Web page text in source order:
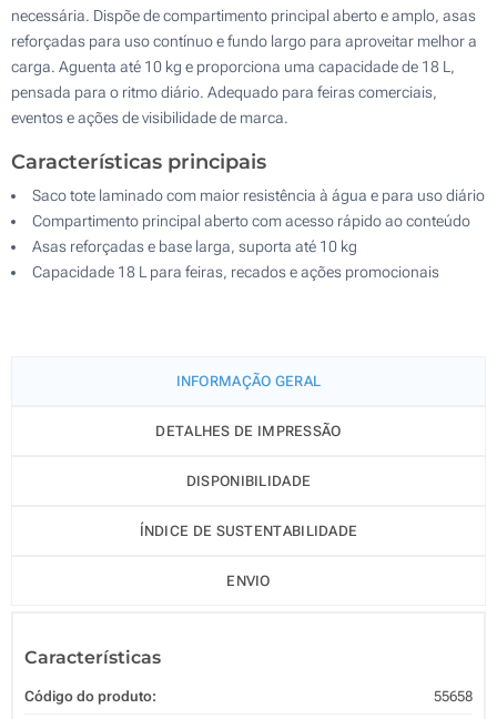
necessária. Dispõe de compartimento principal aberto e amplo, asas
reforçadas para uso contínuo e fundo largo para aproveitar melhor a
carga. Aguenta até 10 kg e proporciona uma capacidade de 18 L,
pensada para o ritmo diário. Adequado para feiras comerciais,
eventos e ações de visibilidade de marca.
Características principais
Saco tote laminado com maior resistência à água e para uso diário
Compartimento principal aberto com acesso rápido ao conteúdo
Asas reforçadas e base larga, suporta até 10 kg
Capacidade 18 L para feiras, recados e ações promocionais
INFORMAÇÃO GERAL
DETALHES DE IMPRESSÃO
DISPONIBILIDADE
ÍNDICE DE SUSTENTABILIDADE
ENVIO
Características
Código do produto: 55658